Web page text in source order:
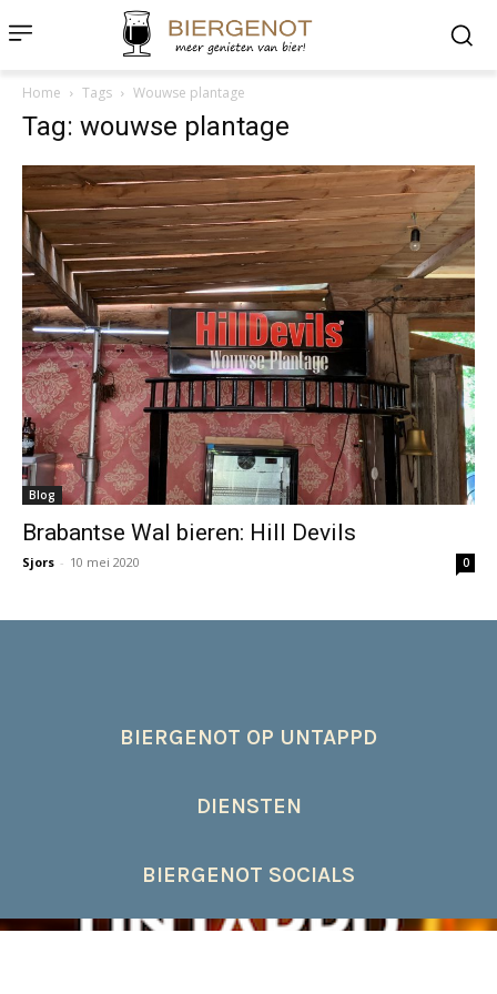
Home Tags Wouwse plantage
Tag: wouwse plantage
Blog
Brabantse Wal bieren: Hill Devils
Sjors - 10 mei 2020 0
BIERGENOT OP UNTAPPD
DIENSTEN
BIERGENOT SOCIALS